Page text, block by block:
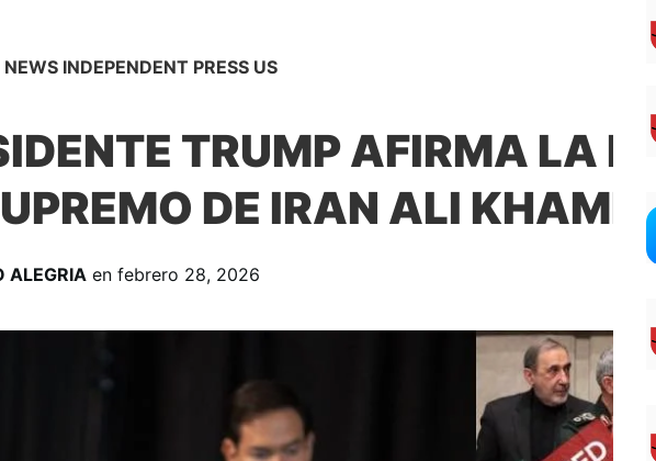
INDEPENDENT PRESS US
TRUMP AFIRMA LA
DE IRAN ALI
ALEGRIA en febrero 28, 2026